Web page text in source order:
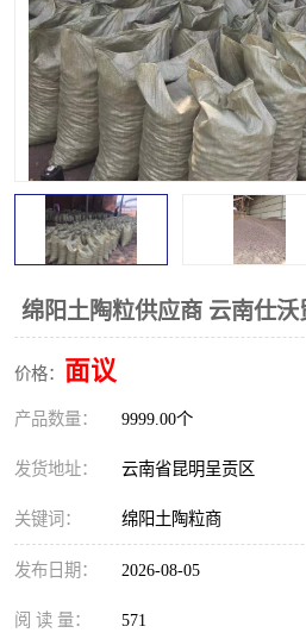
绵阳土陶粒供应商 云南仕沃
价格： 面议
产品数量： 9999.00个
发货地址： 云南省昆明呈贡区
关键词： 绵阳土陶粒商
发布日期： 2026-08-05
阅 读 量： 571
轻质陶粒